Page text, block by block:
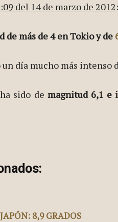
del 14 de marzo de 2012:
de más de 4 en Tokio y de
un día mucho más
sido de magnitud 6,1 e
8,9 GRADOS